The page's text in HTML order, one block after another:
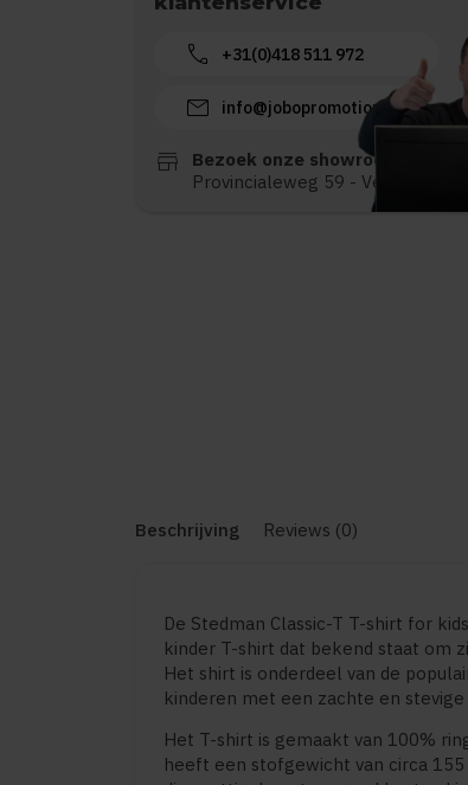
call +31(0)418 511 972
mail info@jobopromotions.nl
store
Bezoek onze showroom:
Provincialeweg 59 - Velddriel
Beschrijving Reviews (0)
De Stedman Classic-T T-shirt for
kinder T-shirt dat bekend staat om
Het shirt is onderdeel van de
kinderen met een zachte en
Het T-shirt is gemaakt van 100%
heeft een stofgewicht van circa